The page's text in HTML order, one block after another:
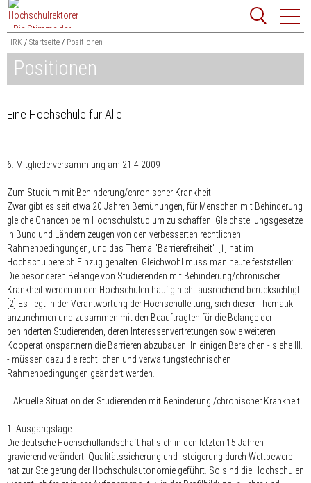
Zum
Content
springen
Suchbegriff
Suchen
HRK Startseite Positionen
Positionen
Eine Hochschule für Alle
6. Mitgliederversammlung am 21.4.2009
Zum Studium mit Behinderung/chronischer Krankheit
Zwar gibt es seit etwa 20 Jahren Bemühungen, für Menschen mit Behinderung
gleiche Chancen beim Hochschulstudium zu schaffen. Gleichstellungsgesetze
in Bund und Ländern zeugen von den verbesserten rechtlichen
Rahmenbedingungen, und das Thema "Barrierefreiheit" [1] hat im
Hochschulbereich Einzug gehalten. Gleichwohl muss man heute feststellen:
Die besonderen Belange von Studierenden mit Behinderung/chronischer
Krankheit werden in den Hochschulen häufig nicht ausreichend berücksichtigt.
[2] Es liegt in der Verantwortung der Hochschulleitung, sich dieser Thematik
anzunehmen und zusammen mit den Beauftragten für die Belange der
behinderten Studierenden, deren Interessenvertretungen sowie weiteren
Kooperationspartnern die Barrieren abzubauen. In einigen Bereichen - siehe III.
- müssen dazu die rechtlichen und verwaltungstechnischen
Rahmenbedingungen geändert werden.
I. Aktuelle Situation der Studierenden mit Behinderung /chronischer Krankheit
1. Ausgangslage
Die deutsche Hochschullandschaft hat sich in den letzten 15 Jahren
gravierend verändert. Qualitätssicherung und -steigerung durch Wettbewerb
hat zur Steigerung der Hochschulautonomie geführt. So sind die Hochschulen